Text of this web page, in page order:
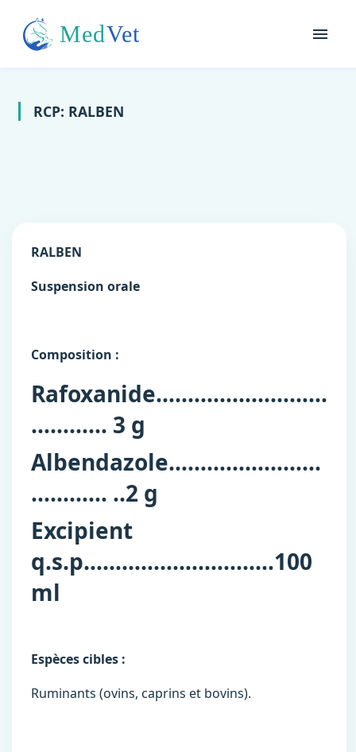
RCP: RALBEN
RALBEN
Suspension orale
Composition :
Rafoxanide……………………...
………… 3 g
Albendazole…………………...
………… ..2 g
Excipient
q.s.p………………...………100
ml
Espèces cibles :
Ruminants (ovins, caprins et bovins).